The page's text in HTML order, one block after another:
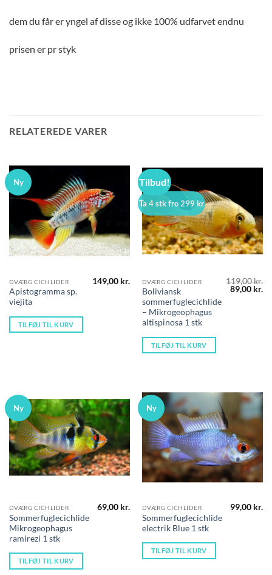
dem du får er yngel af disse og ikke 100% udfarvet endnu
prisen er pr styk
RELATEREDE VARER
Ny
DVÆRG CICHLIDER
Apistogramma sp.
viejita
149,00 kr.
TILFØJ TIL KURV
Tilbud!
Ta 4 stk fro 299 kr
DVÆRG CICHLIDER
Boliviansk
sommerfuglecichlide
– Mikrogeophagus
altispinosa 1 stk
119,00kr.
Den
89,00 kr.
TILFØJ TIL KURV
Ny
DVÆRG CICHLIDER
Sommerfuglecichlide
Mikrogeophagus
ramirezi 1 stk
69,00 kr.
TILFØJ TIL KURV
Ny
DVÆRG CICHLIDER
Sommerfuglecichlide
electrik Blue 1 stk
99,00 kr.
TILFØJ TIL KURV